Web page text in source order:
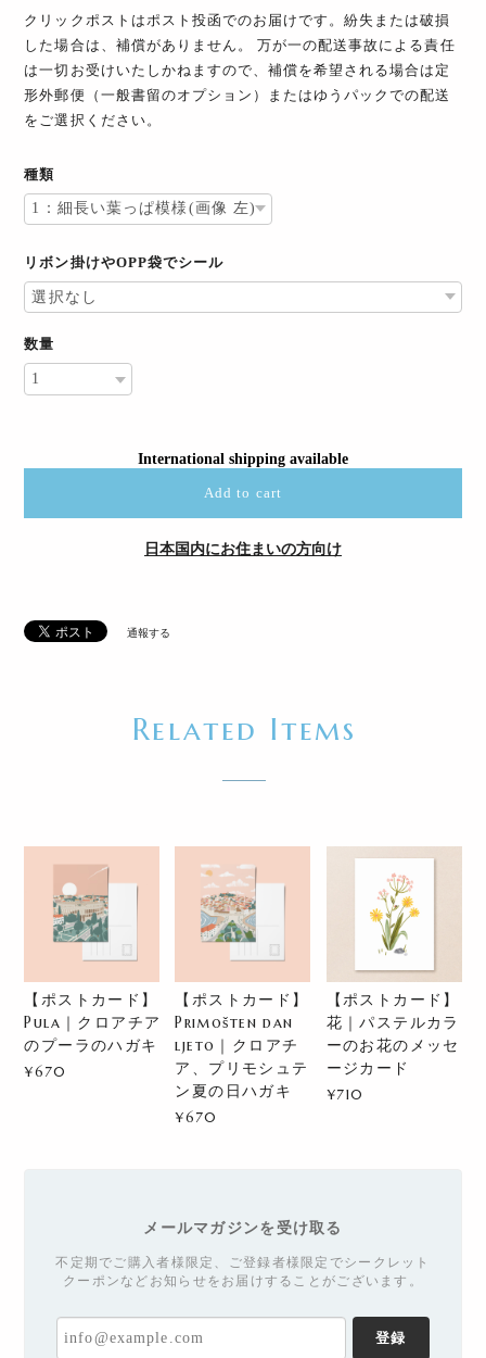
クリックポストはポスト投函でのお届けです。紛失または破損
した場合は、補償がありません。 万が一の配送事故による責任
は一切お受けいたしかねますので、補償を希望される場合は定
形外郵便（一般書留のオプション）またはゆうパックでの配送
をご選択ください。
種類
リボン掛けやOPP袋でシール
数量
International shipping available
Add to cart
日本国内にお住まいの方向け
通報する
Related Items
【ポストカード】
Pula｜クロアチア
のプーラのハガキ
¥670
【ポストカード】
Primošten dan
ljeto｜クロアチ
ア、プリモシュテ
ン夏の日ハガキ
¥670
【ポストカード】
花｜パステルカラ
ーのお花のメッセ
ージカード
¥710
メールマガジンを受け取る
不定期でご購入者様限定、ご登録者様限定でシークレット
クーポンなどお知らせをお届けすることがございます。
登録